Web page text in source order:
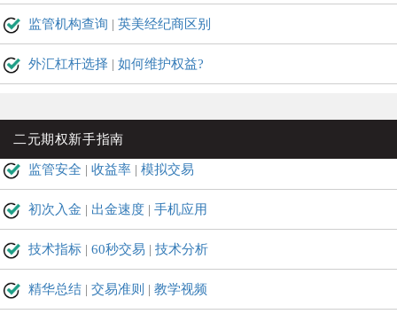
监管机构查询 | 英美经纪商区别
外汇杠杆选择 | 如何维护权益?
二元期权新手指南
监管安全 | 收益率 | 模拟交易
初次入金 | 出金速度 | 手机应用
技术指标 | 60秒交易 | 技术分析
精华总结 | 交易准则 | 教学视频